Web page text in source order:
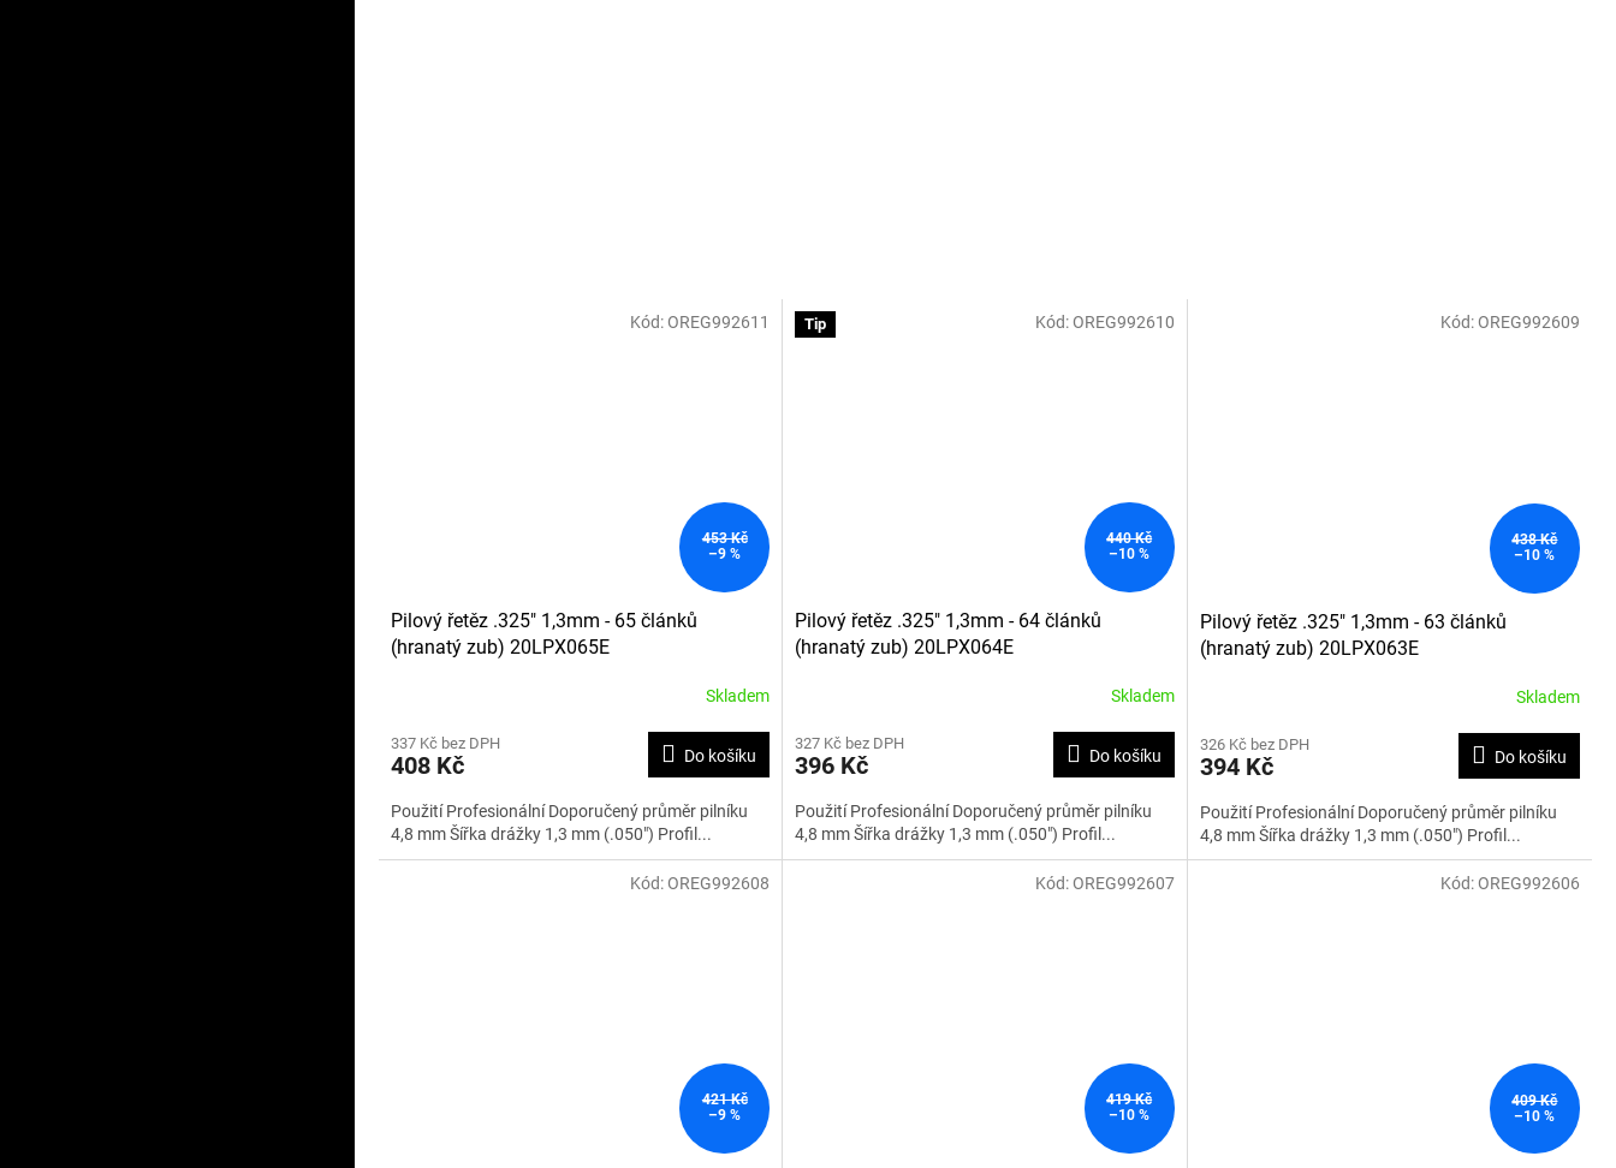
453 Kč
–9 %
Pilový řetěz .325" 1,3mm - 65 článků
(hranatý zub) 20LPX065E
Skladem
337 Kč bez DPH
408 Kč Do košíku
Použití Profesionální Doporučený průměr pilníku
4,8 mm Šířka drážky 1,3 mm (.050") Profil...
Kód: OREG992611 Tip
440 Kč
–10 %
Pilový řetěz .325" 1,3mm - 64 článků
(hranatý zub) 20LPX064E
Skladem
327 Kč bez DPH
396 Kč Do košíku
Použití Profesionální Doporučený průměr pilníku
4,8 mm Šířka drážky 1,3 mm (.050") Profil...
Kód: OREG992610
438 Kč
–10 %
Pilový řetěz .325" 1,3mm - 63 článků
(hranatý zub) 20LPX063E
Skladem
326 Kč bez DPH
394 Kč Do košíku
Použití Profesionální Doporučený průměr pilníku
4,8 mm Šířka drážky 1,3 mm (.050") Profil...
Kód: OREG992609
421 Kč
–9 %
Kód: OREG992608
419 Kč
–10 %
Kód: OREG992607
409 Kč
–10 %
Kód: OREG992606